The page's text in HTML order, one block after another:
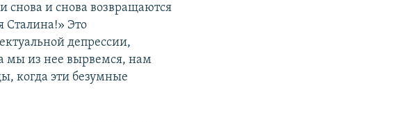
снова и снова возвращаются
Сталина!» Это
депрессии,
мы из нее вырвемся, нам
когда эти безумные